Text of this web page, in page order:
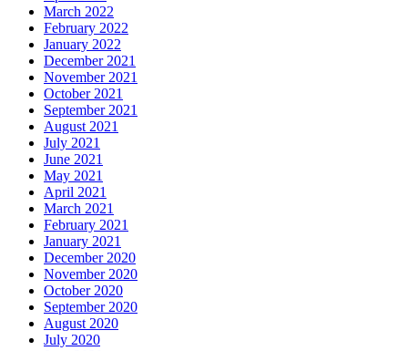
March 2022
February 2022
January 2022
December 2021
November 2021
October 2021
September 2021
August 2021
July 2021
June 2021
May 2021
April 2021
March 2021
February 2021
January 2021
December 2020
November 2020
October 2020
September 2020
August 2020
July 2020